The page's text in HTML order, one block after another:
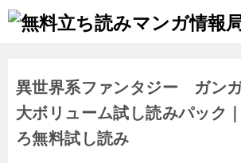
異世界系ファンタジー ガンガ
大ボリューム試し読みパック
ろ無料試し読み